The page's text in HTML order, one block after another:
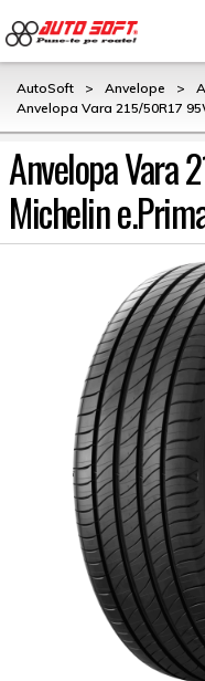
AutoSoft > Anvelope >
Anvelopa Vara 215/50R17
Anvelopa Vara
Michelin